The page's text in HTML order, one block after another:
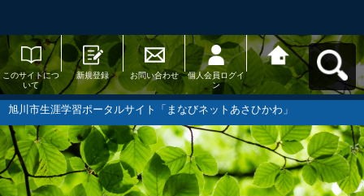
このサイトにつ
いて
新規登録 お問い合わせ
個人会員ログイ
ン
旭川市生涯学習
ポータルサイト
「まなびネット
あさひかわ」へ
戻る
旭川市生涯学習ポータルサイト「まなびネットあさひかわ」